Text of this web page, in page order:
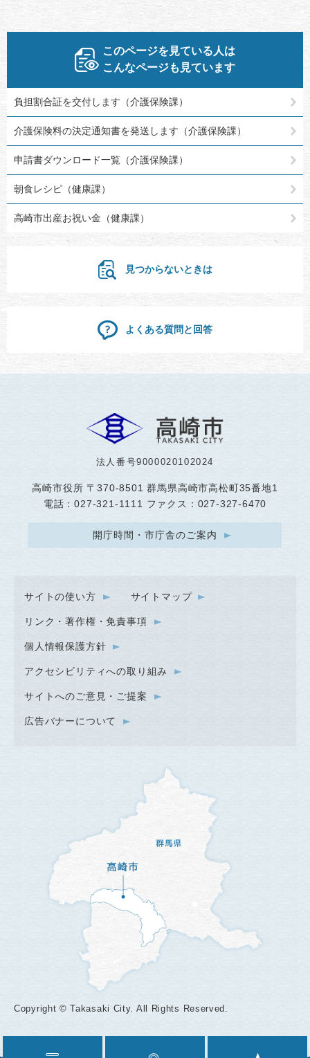
このページを見ている人は
こんなページも見ています
負担割合証を交付します（介護保険課）
介護保険料の決定通知書を発送します（介護保険課）
申請書ダウンロード一覧（介護保険課）
朝食レシピ（健康課）
高崎市出産お祝い金（健康課）
見つからないときは
よくある質問と回答
法人番号9000020102024
高崎市役所 〒370-8501 群馬県高崎市高松町35番地1
電話：027-321-1111 ファクス：027-327-6470
開庁時間・市庁舎のご案内
サイトの使い方 サイトマップ
リンク・著作権・免責事項
個人情報保護方針
アクセシビリティへの取り組み
サイトへのご意見・ご提案
広告バナーについて
Copyright © Takasaki City. All Rights Reserved.